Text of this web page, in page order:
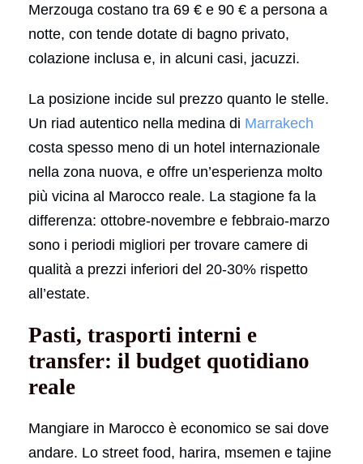
Merzouga costano tra 69 € e 90 € a persona a
notte, con tende dotate di bagno privato,
colazione inclusa e, in alcuni casi, jacuzzi.
La posizione incide sul prezzo quanto le stelle.
Un riad autentico nella medina di Marrakech
costa spesso meno di un hotel internazionale
nella zona nuova, e offre un’esperienza molto
più vicina al Marocco reale. La stagione fa la
differenza: ottobre-novembre e febbraio-marzo
sono i periodi migliori per trovare camere di
qualità a prezzi inferiori del 20-30% rispetto
all’estate.
Pasti, trasporti interni e
transfer: il budget quotidiano
reale
Mangiare in Marocco è economico se sai dove
andare. Lo street food, harira, msemen e tajine